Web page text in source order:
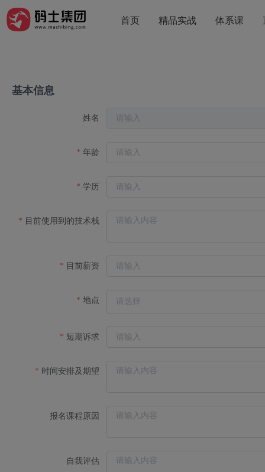
首页 精品实战 体系课
基本信息
姓名
年龄
学历
目前使用到的技术栈
目前薪资
地点
短期诉求
时间安排及期望
报名课程原因
自我评估